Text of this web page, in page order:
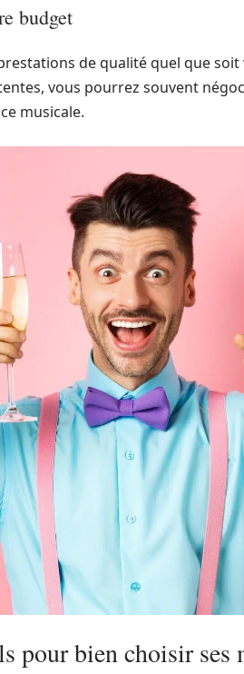
budget
de qualité quel que
vous pourrez souvent
musicale.
pour bien choisir ses